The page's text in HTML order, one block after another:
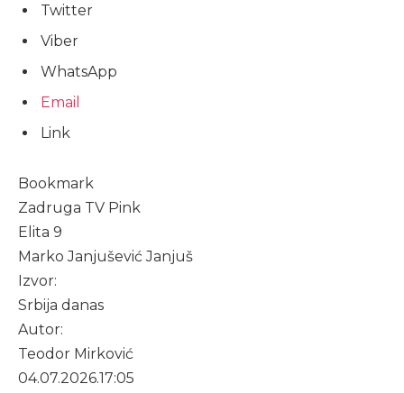
Twitter
Viber
WhatsApp
Email
Link
Bookmark
Zadruga TV Pink
Elita 9
Marko Janjušević Janjuš
Izvor:
Srbija danas
Autor:
Teodor Mirković
04.07.2026.17:05